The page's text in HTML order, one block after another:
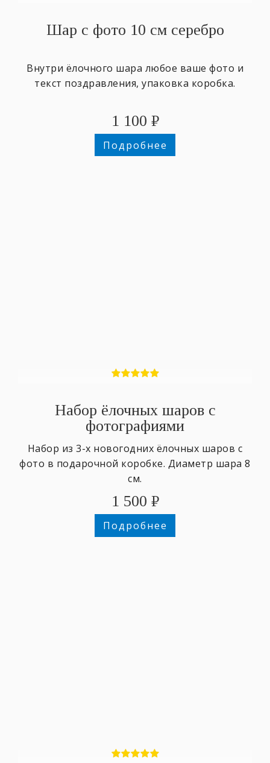
Шар с фото 10 см серебро
Внутри ёлочного шара любое ваше фото и
текст поздравления, упаковка коробка.
1 100 ₽
Подробнее
Набор ёлочных шаров с
фотографиями
Набор из 3-х новогодних ёлочных шаров с
фото в подарочной коробке. Диаметр шара 8
см.
1 500 ₽
Подробнее